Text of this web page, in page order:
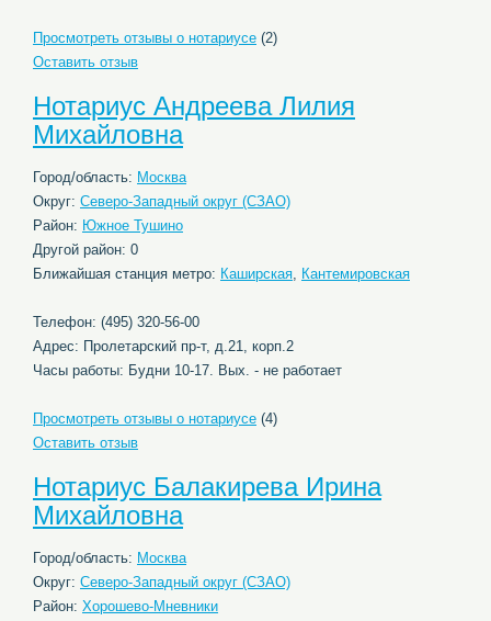
Просмотреть отзывы о нотариусе (2)
Оставить отзыв
Нотариус Андреева Лилия
Михайловна
Город/область: Москва
Округ: Северо-Западный округ (СЗАО)
Район: Южное Тушино
Другой район: 0
Ближайшая станция метро: Каширская, Кантемировская
Телефон: (495) 320-56-00
Адрес: Пролетарский пр-т, д.21, корп.2
Часы работы: Будни 10-17. Вых. - не работает
Просмотреть отзывы о нотариусе (4)
Оставить отзыв
Нотариус Балакирева Ирина
Михайловна
Город/область: Москва
Округ: Северо-Западный округ (СЗАО)
Район: Хорошево-Мневники